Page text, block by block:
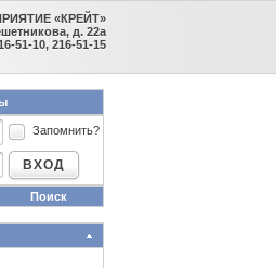
«КРЕЙТ»
д. 22а
51-10, 216-51-15
Запомнить?
ВХОД
Поиск